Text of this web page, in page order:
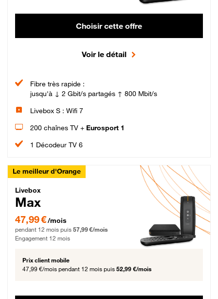
Choisir cette offre
Voir le détail
Fibre très rapide :
jusqu'à ↓ 2 Gbit/s partagés ↑ 800 Mbit/s
Livebox S : Wifi 7
200 chaînes TV + Eurosport 1
1 Décodeur TV 6
Le meilleur d'Orange
Livebox Max Fibre
Livebox
Max
47,99 € par mois pendant 12 mois puis 57,99 € par mois, Engagement 12 mois
47,99 €/mois
pendant 12 mois puis 57,99 €/mois
Engagement 12 mois
Prix client mobile
47,99 €/mois pendant 12 mois puis 52,99 €/mois